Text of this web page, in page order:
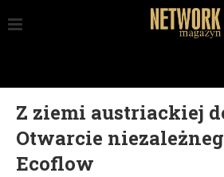
Z ziemi austriackiej
Otwarcie
Ecoflow